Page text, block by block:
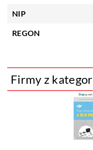
NIP
REGON
Firmy z